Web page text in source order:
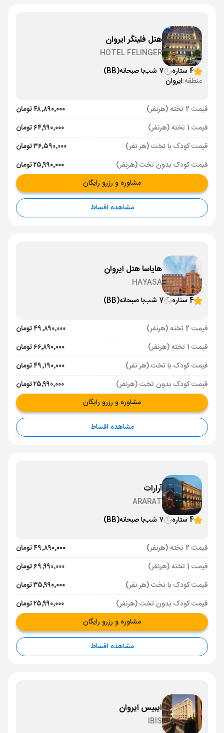
هتل فلینگر ایروان
HOTEL FELINGER
4 ستاره
7 شب با صبحانه(BB)
منطقه:ایروان
قیمت 2 تخته (هرنفر)
۴۸٬۸۹۰٬۰۰۰ تومان
قیمت 1 تخته (هرنفر)
۶۴٬۹۹۰٬۰۰۰ تومان
قیمت کودک با تخت (هر نفر)
۳۶٬۵۹۰٬۰۰۰ تومان
قیمت کودک بدون تخت (هرنفر)
۲۵٬۹۹۰٬۰۰۰ تومان
مشاوره و رزرو رایگان
مشاهده اقساط
هایاسا هتل ایروان
HAYASA
4 ستاره
7 شب با صبحانه(BB)
قیمت 2 تخته (هرنفر)
۴۹٬۸۹۰٬۰۰۰ تومان
قیمت 1 تخته (هرنفر)
۶۶٬۸۹۰٬۰۰۰ تومان
قیمت کودک با تخت (هر نفر)
۴۹٬۱۹۰٬۰۰۰ تومان
قیمت کودک بدون تخت (هرنفر)
۲۵٬۹۹۰٬۰۰۰ تومان
مشاوره و رزرو رایگان
مشاهده اقساط
آرارات
ARARAT
4 ستاره
7 شب با صبحانه(BB)
قیمت 2 تخته (هرنفر)
۴۹٬۸۹۰٬۰۰۰ تومان
قیمت 1 تخته (هرنفر)
۶۹٬۹۹۰٬۰۰۰ تومان
قیمت کودک با تخت (هر نفر)
۳۵٬۹۹۰٬۰۰۰ تومان
قیمت کودک بدون تخت (هرنفر)
۲۵٬۹۹۰٬۰۰۰ تومان
مشاوره و رزرو رایگان
مشاهده اقساط
ایبیس ایروان
IBIS